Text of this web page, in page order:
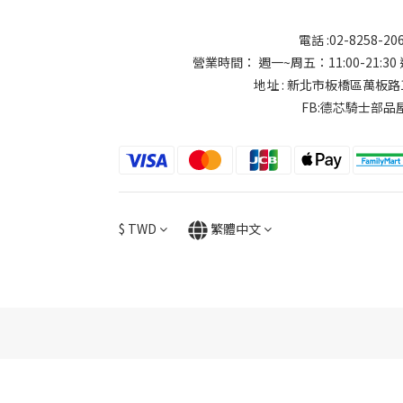
電話 :02-8258-
營業時間： 週一~周五：11:00-21:30
地址 : 新北市板橋區萬板
FB:德芯騎士部品
$ TWD 繁體中文